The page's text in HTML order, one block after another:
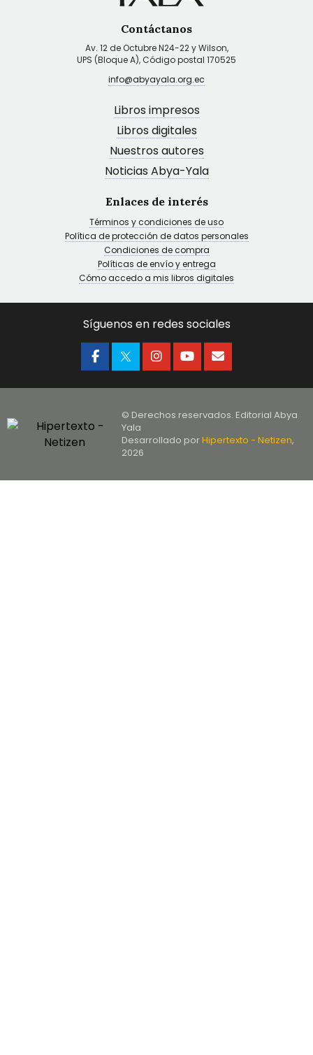
Contáctanos
Av. 12 de Octubre N24-22 y Wilson,
UPS (Bloque A), Código postal 170525
info@abyayala.org.ec
Libros impresos
Libros digitales
Nuestros autores
Noticias Abya-Yala
Enlaces de interés
Términos y condiciones de uso
Política de protección de datos personales
Condiciones de compra
Políticas de envío y entrega
Cómo accedo a mis libros digitales
Síguenos en redes sociales
© Derechos reservados. Editorial Abya
Yala
Desarrollado porHipertexto - Netizen,
2026